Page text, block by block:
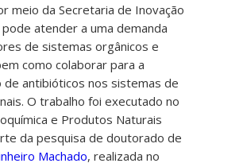
meio da Secretaria de Inovação
pode atender a uma demanda
de sistemas orgânicos e
como colaborar para a
de antibióticos nos sistemas de
O trabalho foi executado no
e Produtos Naturais
da pesquisa de doutorado de
Machado, realizada no